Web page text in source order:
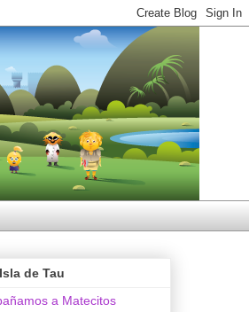
de Tau
a Matecitos